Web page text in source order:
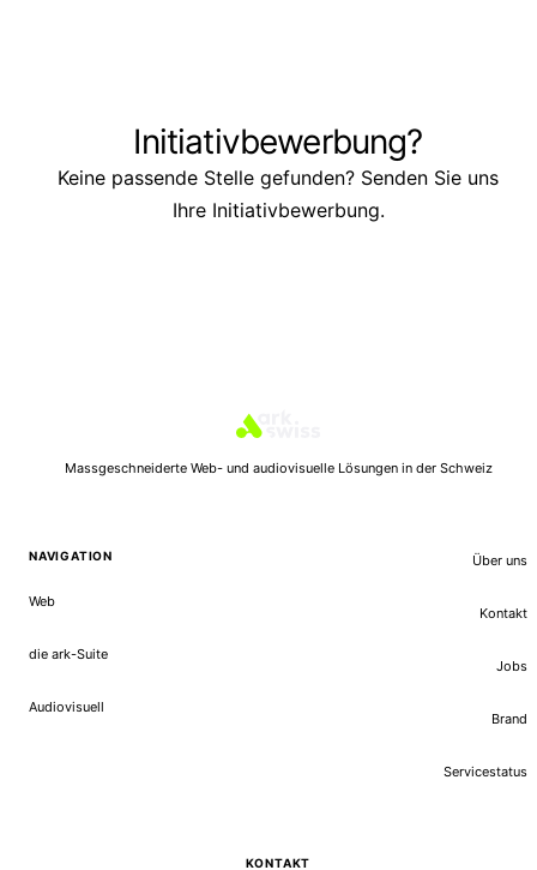
Initiativbewerbung?
Keine passende Stelle gefunden? Senden Sie uns
Ihre Initiativbewerbung.
Massgeschneiderte Web- und audiovisuelle Lösungen in der Schweiz
NAVIGATION
Web
die ark-Suite
Audiovisuell
Über uns
Kontakt
Jobs
Brand
Servicestatus
KONTAKT